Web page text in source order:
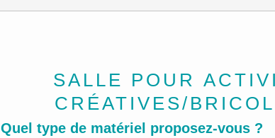
SALLE POUR
CRÉATIVES/
Quel type de matériel proposez-vous ?